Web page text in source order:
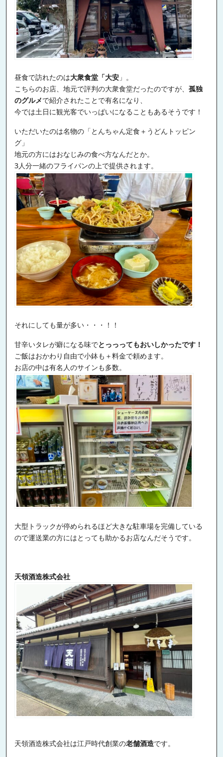
昼食で訪れたのは大衆食堂「大安 」。
こちらのお店、地元で評判の大衆食堂だったのですが、 孤独
のグルメで紹介されたことで有名になり、
今では土日に観光客でいっぱいになることもあるそうです！
いただいたのは名物の「とんちゃん定食＋うどんトッピン
グ」
地元の方にはおなじみの食べ方なんだとか。
3人分一緒のフライパンの上で提供されます。
それにしても量が多い・・・！！
甘辛いタレが癖になる味でとっっってもおいしかったです！
ご飯はおかわり自由で小鉢も＋料金で頼めます。
お店の中は有名人のサインも多数。
大型トラックが停められるほど大きな駐車場を完備している
ので運送業の方にはとっても助かるお店なんだそうです。
天領酒造株式会社
天領酒造株式会社は江戸時代創業の老舗酒造です。